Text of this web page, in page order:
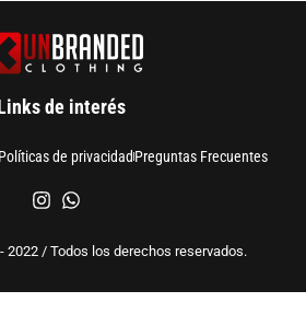
de interés
de privacidadPreguntas Frecuentes
2022 / Todos los derechos reservados.